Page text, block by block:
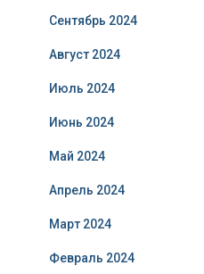
Сентябрь 2024
Август 2024
Июль 2024
Июнь 2024
Май 2024
Апрель 2024
Март 2024
Февраль 2024